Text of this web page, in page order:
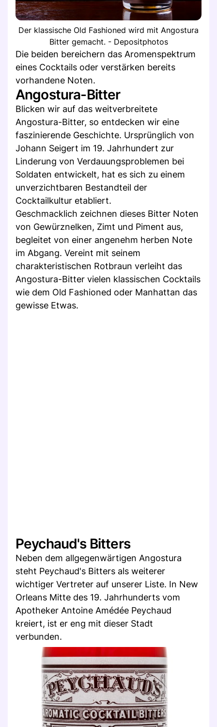
Der klassische Old Fashioned wird mit Angostura
Bitter gemacht. - Depositphotos
Die beiden bereichern das Aromenspektrum
eines Cocktails oder verstärken bereits
vorhandene Noten.
Angostura-Bitter
Blicken wir auf das weitverbreitete
Angostura-Bitter, so entdecken wir eine
faszinierende Geschichte. Ursprünglich von
Johann Seigert im 19. Jahrhundert zur
Linderung von Verdauungsproblemen bei
Soldaten entwickelt, hat es sich zu einem
unverzichtbaren Bestandteil der
Cocktailkultur etabliert.
Geschmacklich zeichnen dieses Bitter Noten
von Gewürznelken, Zimt und Piment aus,
begleitet von einer angenehm herben Note
im Abgang. Vereint mit seinem
charakteristischen Rotbraun verleiht das
Angostura-Bitter vielen klassischen Cocktails
wie dem Old Fashioned oder Manhattan das
gewisse Etwas.
Peychaud's Bitters
Neben dem allgegenwärtigen Angostura
steht Peychaud's Bitters als weiterer
wichtiger Vertreter auf unserer Liste. In New
Orleans Mitte des 19. Jahrhunderts vom
Apotheker Antoine Amédée Peychaud
kreiert, ist er eng mit dieser Stadt
verbunden.